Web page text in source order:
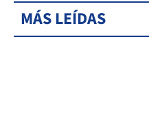
MÁS LEÍDAS